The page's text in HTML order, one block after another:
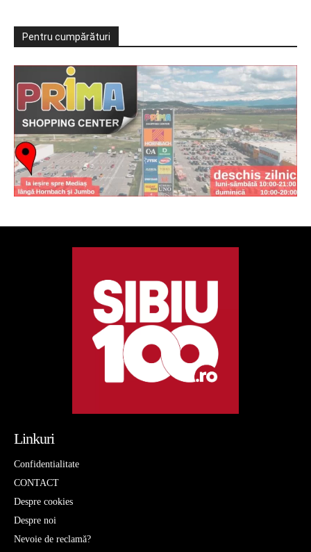
Pentru cumpărături
Linkuri
Confidentialitate
CONTACT
Despre cookies
Despre noi
Nevoie de reclamă?